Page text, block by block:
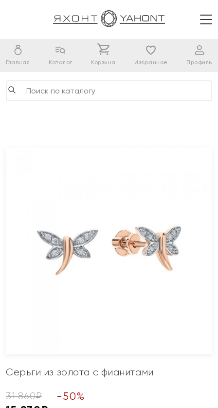
Главная Каталог Корзина Избранное Профиль
Серьги из золота с фианитами
31 860₽ -50%